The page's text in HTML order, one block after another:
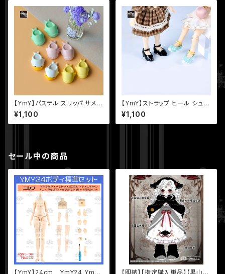
【YmY】パステル スリッパ サメ
カモノハシ 鴨嘴 磁石付き YmY
ドール オビツ11 ob11 人形服 ド
ール服 洋服
¥1,100
【YmY】ストラップ ヒール シュー
ズ 靴 磁石付き YmYドール オビ
ツ11 ob11 人形服 ドール服 洋
服 バルブトゥ
¥1,100
セール中の商品
【YmY】24cm YmY24 YmY
【即納】【指定購入単品】【黒山